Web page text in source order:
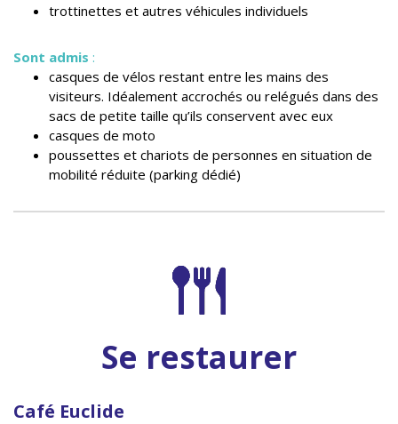
trottinettes et autres véhicules individuels
Sont admis :
casques de vélos restant entre les mains des
visiteurs. Idéalement accrochés ou relégués dans des
sacs de petite taille qu’ils conservent avec eux
casques de moto
poussettes et chariots de personnes en situation de
mobilité réduite (parking dédié)
Se restaurer
Café Euclide